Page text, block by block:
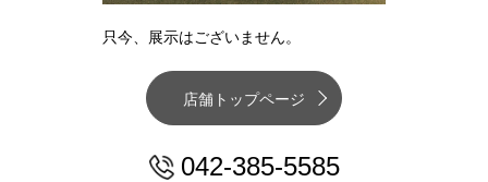
只今、展示はございません。
店舗トップページ
042-385-5585